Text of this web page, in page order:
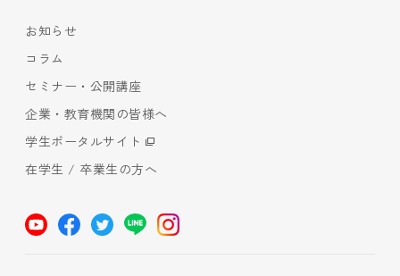
お知らせ
コラム
セミナー・公開講座
企業・教育機関の皆様へ
学生ポータルサイト
在学生 / 卒業生の方へ